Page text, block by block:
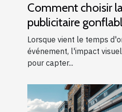
Comment choisir
publicitaire
vos événements
Lorsque vient le temps
événement, l'impact
pour capter...